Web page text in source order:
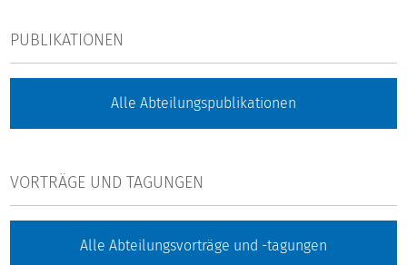
PUBLIKATIONEN
Alle Abteilungspublikationen
VORTRÄGE UND TAGUNGEN
Alle Abteilungsvorträge und -tagungen